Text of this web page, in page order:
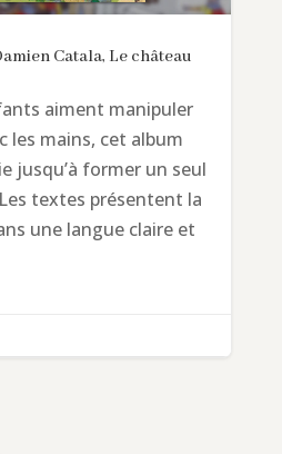
Catala, Le château
aiment manipuler
les mains, cet album
jusqu’à former un seul
textes présentent la
une langue claire et